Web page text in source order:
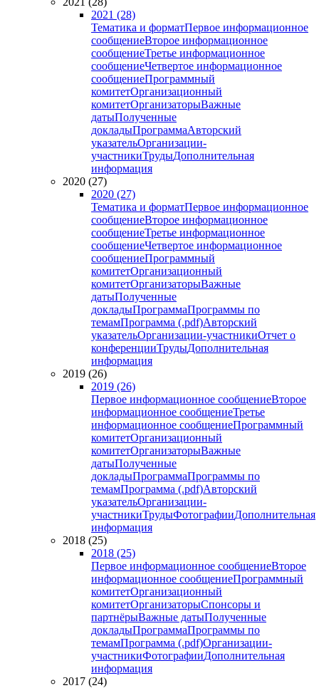
2021 (28)
Тематика и форматПервое информационное
сообщениеВторое информационное
сообщениеТретье информационное
сообщениеЧетвертое информационное
сообщениеПрограммный
комитетОрганизационный
комитетОрганизаторыВажные
датыПолученные
докладыПрограммаАвторский
указательОрганизации-
участникиТрудыДополнительная
информация
2020 (27)
2020 (27)
Тематика и форматПервое информационное
сообщениеВторое информационное
сообщениеТретье информационное
сообщениеЧетвертое информационное
сообщениеПрограммный
комитетОрганизационный
комитетОрганизаторыВажные
датыПолученные
докладыПрограммаПрограммы по
темамПрограмма (.pdf)Авторский
указательОрганизации-участникиОтчет о
конференцииТрудыДополнительная
информация
2019 (26)
2019 (26)
Первое информационное сообщениеВторое
информационное сообщениеТретье
информационное сообщениеПрограммный
комитетОрганизационный
комитетОрганизаторыВажные
датыПолученные
докладыПрограммаПрограммы по
темамПрограмма (.pdf)Авторский
указательОрганизации-
участникиТрудыФотографииДополнительная
информация
2018 (25)
2018 (25)
Первое информационное сообщениеВторое
информационное сообщениеПрограммный
комитетОрганизационный
комитетОрганизаторыСпонсоры и
партнёрыВажные датыПолученные
докладыПрограммаПрограммы по
темамПрограмма (.pdf)Организации-
участникиФотографииДополнительная
информация
2017 (24)